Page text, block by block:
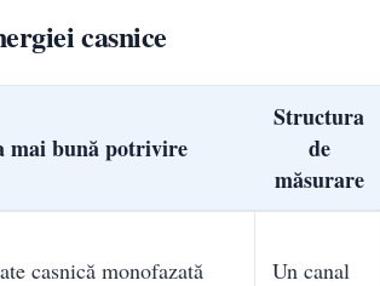
casnice
mai bună potrivire
Structura
de
măsurare
casnică monofazată Un canal